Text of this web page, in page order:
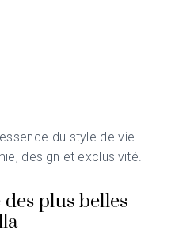
du style de vie
design et exclusivité.
plus belles